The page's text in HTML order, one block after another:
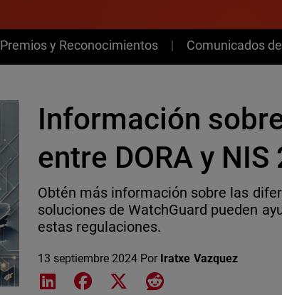
Premios y Reconocimientos Comunicados
Información
entre DORA y NIS
Obtén más información sobre las
soluciones de WatchGuard pueden
estas regulaciones.
13 septiembre 2024 Por Iratxe Vazquez
Share on LinkedIn
Share on Facebook
Share on XShare on Reddit